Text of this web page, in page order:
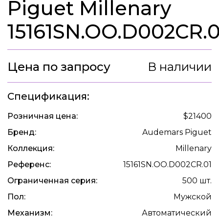
Piguet Millenary
Цена по запросу В наличии
Спецификация:
Розничная цена:
$21400
Бренд:
Audemars Piguet
Коллекция:
Millenary
Референс:
15161SN.OO.D002CR.01
Ограниченная серия:
500 шт.
Пол:
Мужской
Механизм:
Автоматический